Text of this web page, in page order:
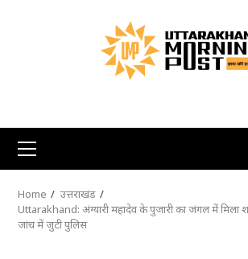
Primary
Menu
Home
उत्तराखंड
Uttarakhand: अंग्यारी महादेव के पुजारी का जंगल में मिला
जांच में जुटी पुलिस